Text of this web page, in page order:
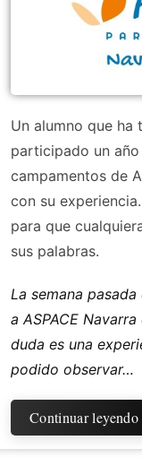
Un alumno que ha
participado un
campamentos de
con su
para que
sus palabras.
La semana
a ASPACE
duda es una
podido observar…
Continuar leyendo